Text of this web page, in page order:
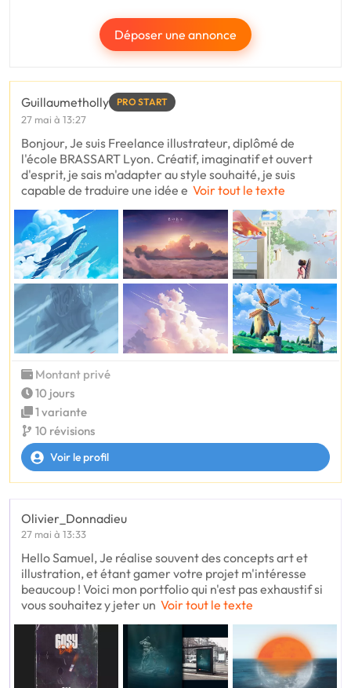
Déposer une annonce
Guillaumetholly PRO START
27 mai à 13:27
Bonjour, Je suis Freelance illustrateur, diplômé de
l'école BRASSART Lyon. Créatif, imaginatif et ouvert
d'esprit, je sais m'adapter au style souhaité, je suis
capable de traduire une idée e Voir tout le texte
Montant privé
10 jours
1 variante
10 révisions
Voir le profil
Olivier_Donnadieu
27 mai à 13:33
Hello Samuel, Je réalise souvent des concepts art et
illustration, et étant gamer votre projet m'intéresse
beaucoup ! Voici mon portfolio qui n'est pas exhaustif si
vous souhaitez y jeter un Voir tout le texte